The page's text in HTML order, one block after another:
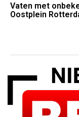
Vaten met
Oostplein